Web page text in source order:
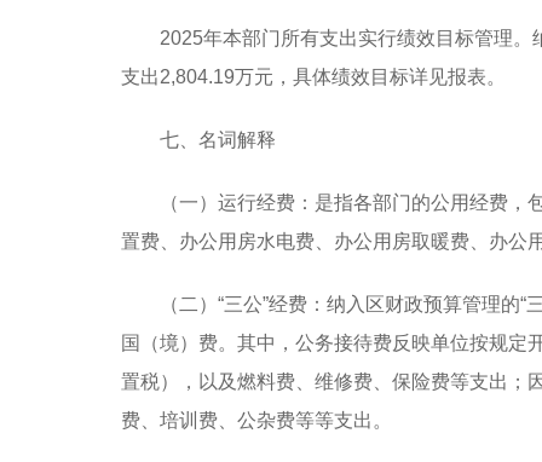
2025年本部门所有支出实行绩效目标管理
支出2,804.19万元，具体绩效目标详见报表。
七、名词解释
（一）运行经费：是指各部门的公用经费
置费、办公用房水电费、办公用房取暖费、办公
（二）“三公”经费：纳入区财政预算管理
国（境）费。其中，公务接待费反映单位按规
置税），以及燃料费、维修费、保险费等支出；
费、培训费、公杂费等等支出。